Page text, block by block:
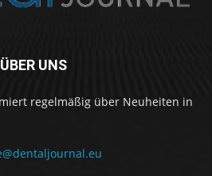
ÜBER UNS
regelmäßig über Neuheiten in